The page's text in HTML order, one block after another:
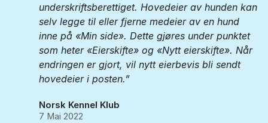
underskriftsberettiget. Hovedeier av hunden kan
selv legge til eller fjerne medeier av en hund
inne på «Min side». Dette gjøres under punktet
som heter «Eierskifte» og «Nytt eierskifte». Når
endringen er gjort, vil nytt eierbevis bli sendt
hovedeier i posten.
Norsk Kennel Klub
7 Mai 2022